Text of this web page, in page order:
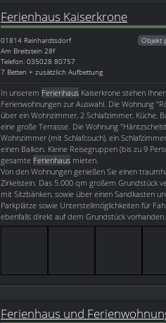
Ferienhaus Kaiserkrone
01814 Reinhardtsdorf
Am Breitstein 28f
Telefon: 035028 80757
7 Betten + zusätzlich Aufbettung
Objekt
In unserem Ferienhaus Kaiserkrone stehen
Ferienwohnungen zur Auswahl. Die Wohnung
über ein Wohnzimmer, 2 Schlafzimmer, Küche,
eine große Terrasse. Die Wohnung
Wohnzimmer (mit Schlafcouch), ein
einen Balkon. Kleine Reisegruppen (bis zu 9
gesamte Ferienhaus mieten.
Von den Wohnungen genießen Sie einen
Zirkelstein. Das 5.000 qm großem Grundstück
mit Sitzbänken, sowie über einen Sandkasten
Parkplätze sowie Unterstellmöglichkeiten für
ebenfalls direkt auf dem Grundstück vorhanden.
Ferienhaus und